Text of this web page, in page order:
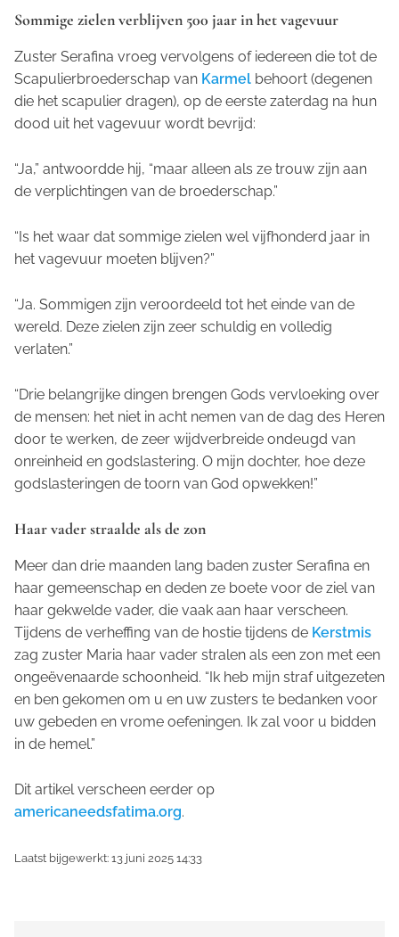
Sommige zielen verblijven 500 jaar in het vagevuur
Zuster Serafina vroeg vervolgens of iedereen die tot de
Scapulierbroederschap van Karmel behoort (degenen
die het scapulier dragen), op de eerste zaterdag na hun
dood uit het vagevuur wordt bevrijd:
“Ja,” antwoordde hij, “maar alleen als ze trouw zijn aan
de verplichtingen van de broederschap.”
“Is het waar dat sommige zielen wel vijfhonderd jaar in
het vagevuur moeten blijven?”
“Ja. Sommigen zijn veroordeeld tot het einde van de
wereld. Deze zielen zijn zeer schuldig en volledig
verlaten.”
“Drie belangrijke dingen brengen Gods vervloeking over
de mensen: het niet in acht nemen van de dag des Heren
door te werken, de zeer wijdverbreide ondeugd van
onreinheid en godslastering. O mijn dochter, hoe deze
godslasteringen de toorn van God opwekken!”
Haar vader straalde als de zon
Meer dan drie maanden lang baden zuster Serafina en
haar gemeenschap en deden ze boete voor de ziel van
haar gekwelde vader, die vaak aan haar verscheen.
Tijdens de verheffing van de hostie tijdens de Kerstmis
zag zuster Maria haar vader stralen als een zon met een
ongeëvenaarde schoonheid. “Ik heb mijn straf uitgezeten
en ben gekomen om u en uw zusters te bedanken voor
uw gebeden en vrome oefeningen. Ik zal voor u bidden
in de hemel.”
Dit artikel verscheen eerder op
americaneedsfatima.org.
Laatst bijgewerkt: 13 juni 2025 14:33